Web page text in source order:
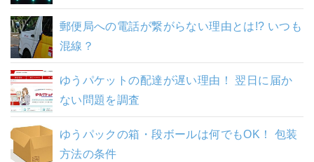
郵便局への電話が繋がらない理由とは!? いつも
混線？
ゆうパケットの配達が遅い理由！ 翌日に届か
ない問題を調査
ゆうパックの箱・段ボールは何でもOK！ 包装
方法の条件